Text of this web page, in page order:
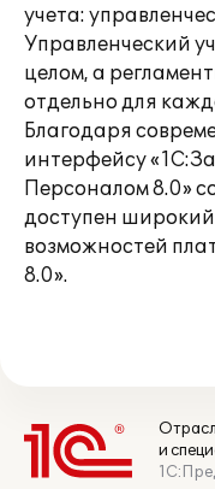
учета:
Управленческий
целом, а
отдельно для
Благодаря
интерфейсу
Персоналом 8.0»
доступен
возможностей
8.0».
и